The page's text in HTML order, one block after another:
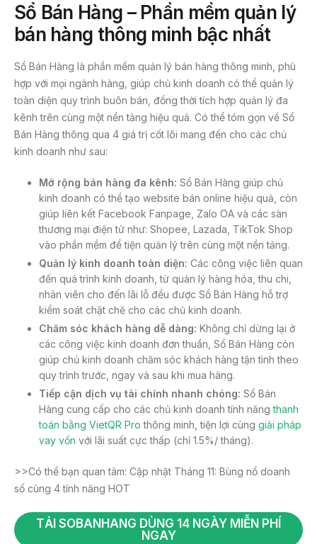
Sổ Bán Hàng – Phần mềm quản lý
bán hàng thông minh bậc nhất
Sổ Bán Hàng là phần mềm quản lý bán hàng thông minh, phù
hợp với mọi ngành hàng, giúp chủ kinh doanh có thể quản lý
toàn diện quy trình buôn bán, đồng thời tích hợp quản lý đa
kênh trên cùng một nền tảng hiệu quả. Có thể tóm gọn về Sổ
Bán Hàng thông qua 4 giá trị cốt lõi mang đến cho các chủ
kinh doanh như sau:
Mở rộng bán hàng đa kênh: Sổ Bán Hàng giúp chủ
kinh doanh có thể tạo website bán online hiệu quả, còn
giúp liên kết Facebook Fanpage, Zalo OA và các sàn
thương mại điện tử như: Shopee, Lazada, TikTok Shop
vào phần mềm để tiện quản lý trên cùng một nền tảng.
Quản lý kinh doanh toàn diện: Các công việc liên quan
đến quá trình kinh doanh, từ quản lý hàng hóa, thu chi,
nhân viên cho đến lãi lỗ đều được Sổ Bán Hàng hỗ trợ
kiểm soát chặt chẽ cho các chủ kinh doanh.
Chăm sóc khách hàng dễ dàng: Không chỉ dừng lại ở
các công việc kinh doanh đơn thuần, Sổ Bán Hàng còn
giúp chủ kinh doanh chăm sóc khách hàng tận tình theo
quy trình trước, ngay và sau khi mua hàng.
Tiếp cận dịch vụ tài chính nhanh chóng: Sổ Bán
Hàng cung cấp cho các chủ kinh doanh tính năngthanh
toán bằng VietQR Pro thông minh, tiện lợi cùng giải pháp
vay vốn với lãi suất cực thấp (chỉ 1.5%/ tháng).
>>Có thể bạn quan tâm: Cập nhật Tháng 11: Bùng nổ doanh
số cùng 4 tính năng HOT
TẢI SOBANHANG DÙNG 14 NGÀY MIỄN PHÍ
NGAY